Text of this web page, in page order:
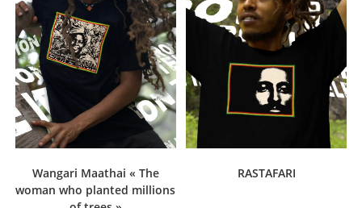
Wangari Maathai « The
woman who planted millions
RASTAFARI